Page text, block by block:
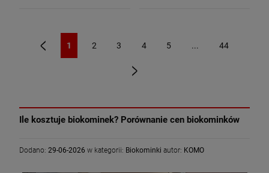
Ile kosztuje biokominek? Porównanie cen biokominków
Dodano: 29-06-2026 w kategorii: Biokominki autor: KOMO
1 2 3 4 5 ... 44